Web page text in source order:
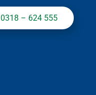
0318 – 624 555